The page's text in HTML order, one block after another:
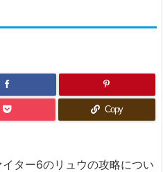
Copy
ター6のリュウの攻略につい